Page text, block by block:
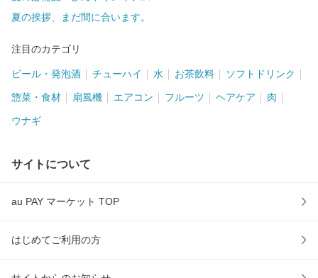
夏の挨拶、まだ間に合います。
注目のカテゴリ
ビール・発泡酒 チューハイ 水 お茶飲料 ソフトドリンク
惣菜・食材 扇風機 エアコン フルーツ ヘアケア 肉
ウナギ
サイトについて
au PAY マーケット TOP
はじめてご利用の方